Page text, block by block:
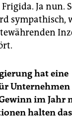
Ja nun.
sympathisch,
hat eine
im Jahr
halten